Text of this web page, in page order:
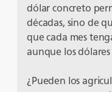
dólar concreto
décadas, sino de
que cada mes
aunque los
¿Pueden los